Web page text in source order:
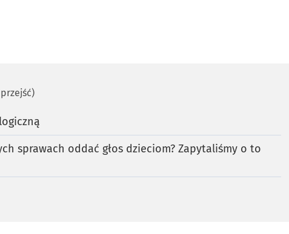
sprawach oddać głos dzieciom? Zapytaliśmy o to